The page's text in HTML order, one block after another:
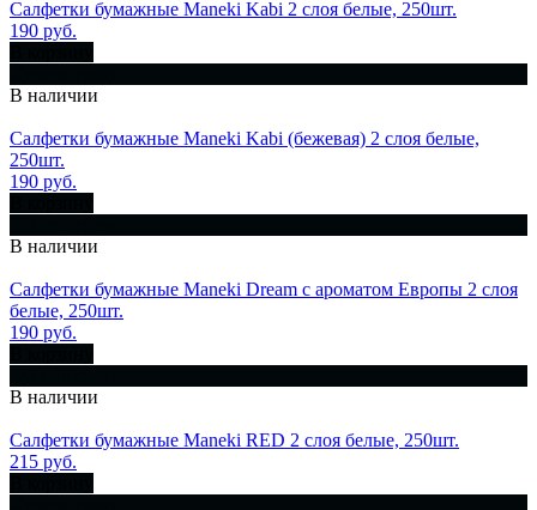
Салфетки бумажные Maneki Kabi 2 слоя белые, 250шт.
190 руб.
В наличии
Салфетки бумажные Maneki Kabi (бежевая) 2 слоя белые,
250шт.
190 руб.
В наличии
Салфетки бумажные Maneki Dream с ароматом Европы 2 слоя
белые, 250шт.
190 руб.
В наличии
Салфетки бумажные Maneki RED 2 слоя белые, 250шт.
215 руб.